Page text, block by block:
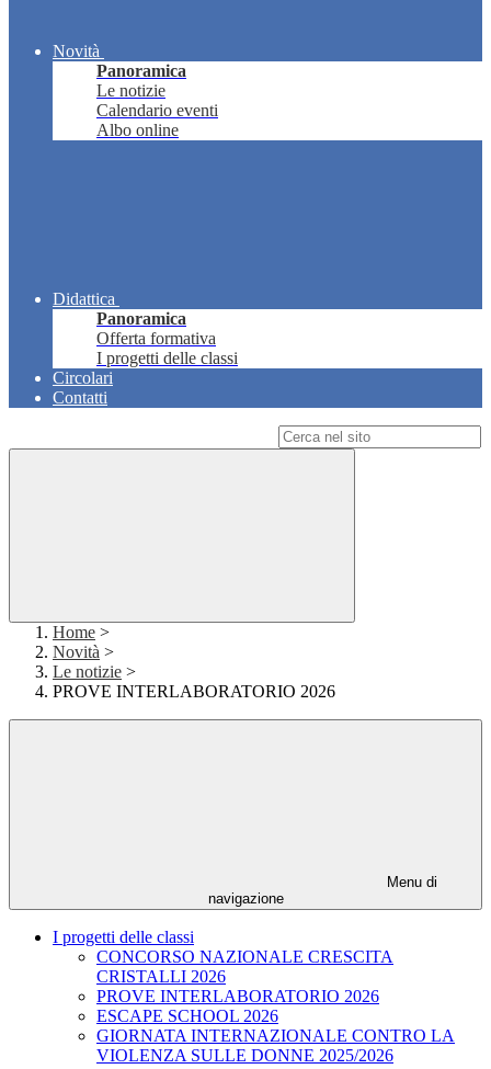
Novità
Panoramica
Le notizie
Calendario eventi
Albo online
Didattica
Panoramica
Offerta formativa
I progetti delle classi
Circolari
Contatti
Home >
Novità >
Le notizie >
PROVE INTERLABORATORIO 2026
Menu di
navigazione
I progetti delle classi
CONCORSO NAZIONALE CRESCITA
CRISTALLI 2026
PROVE INTERLABORATORIO 2026
ESCAPE SCHOOL 2026
GIORNATA INTERNAZIONALE CONTRO LA
VIOLENZA SULLE DONNE 2025/2026